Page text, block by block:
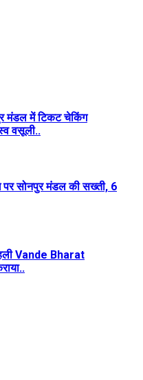
मंडल में टिकट चेकिंग
वसूली..
सोनपुर मंडल की सख्ती, 6
Vande Bharat